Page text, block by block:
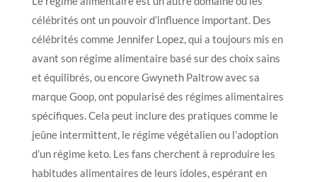
célébrités ont un pouvoir d’influence important. Des
célébrités comme Jennifer Lopez, qui a toujours mis en
avant son régime alimentaire basé sur des choix sains
et équilibrés, ou encore Gwyneth Paltrow avec sa
marque Goop, ont popularisé des régimes alimentaires
spécifiques. Cela peut inclure des pratiques comme le
jeûne intermittent, le régime végétalien ou l’adoption
d’un régime keto. Les fans cherchent à reproduire les
habitudes alimentaires de leurs idoles, espérant en